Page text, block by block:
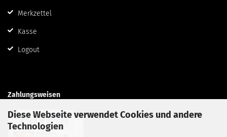
Diese Webseite verwendet Cookies und andere
Technologien
Merkzettel
Kasse
Logout
Zahlungsweisen